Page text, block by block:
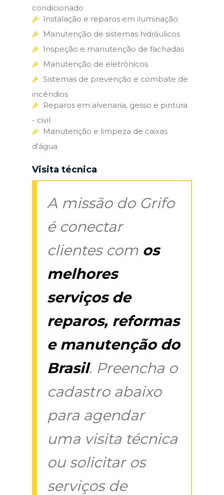
condicionado
Instalação e reparos em iluminação
Manutenção de sistemas hidráulicos
Inspeção e manutenção de fachadas
Manutenção de eletrônicos
Sistemas de prevenção e combate de
incêndios
Reparos em alvenaria, gesso e pintura
- civil
Manutenção e limpeza de caixas
d'água
Visita técnica
A missão do Grifo
é conectar
clientes com os
melhores
serviços de
reparos, reformas
e manutenção do
Brasil. Preencha o
cadastro abaixo
para agendar
uma visita técnica
ou solicitar os
serviços de